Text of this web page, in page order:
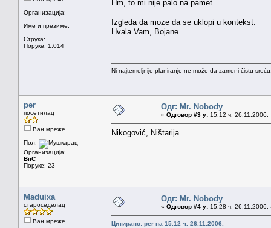
Организација:
Име и презиме:
Струка:
Поруке: 1.014
Hm, to mi nije palo na pamet...
Izgleda da moze da se uklopi u kontekst.
Hvala Vam, Bojane.
Ni najtemeljnije planiranje ne može da zameni čistu
per
посетилац
Ван мреже
Пол:
Организација:
BiiC
Поруке: 23
Одг: Mr. Nobody
« Одговор #3 у: 15.12 ч. 26.11.2006.
Nikogović, Ništarija
Maduixa
староседелац
Ван мреже
Одг: Mr. Nobody
« Одговор #4 у: 15.28 ч. 26.11.2006.
Цитирано: per на 15.12 ч. 26.11.2006.